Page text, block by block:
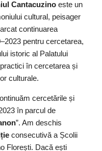
Cantacuzino este un
cultural, peisager
continuarea
pentru cercetarea,
istoric al Palatului
în cercetarea și
culturale.
cercetările și
în parcul de
”. Am deschis
consecutivă a Școlii
Florești. Dacă ești